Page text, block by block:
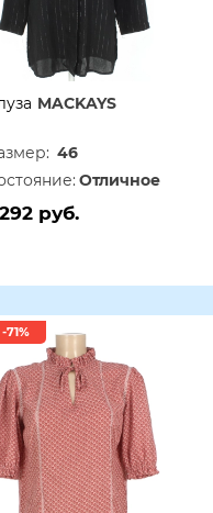
MACKAYS
46
Отличное
руб.
-71%